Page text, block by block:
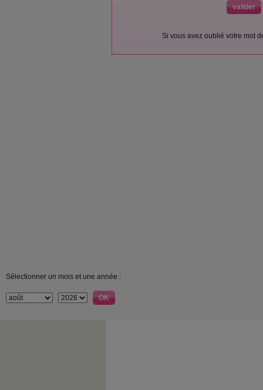
Si vous avez oublié votre mot
Sélectionner un mois et une année :